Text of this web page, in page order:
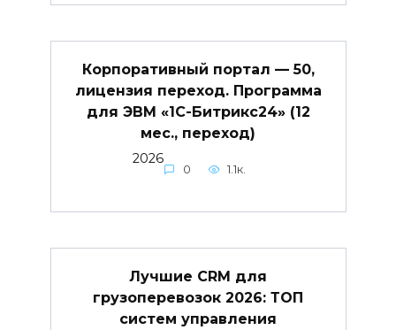
Корпоративный портал — 50,
лицензия переход. Программа
для ЭВМ «1С-Битрикс24» (12
мес., переход)
2026
0 1.1к.
Лучшие CRM для
грузоперевозок 2026: ТОП
систем управления